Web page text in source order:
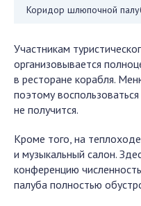
Коридор шлюпочной
Участникам
организовывается
в ресторане корабля.
поэтому
не получится.
Кроме того, на
и музыкальный салон.
конференцию
палуба полностью